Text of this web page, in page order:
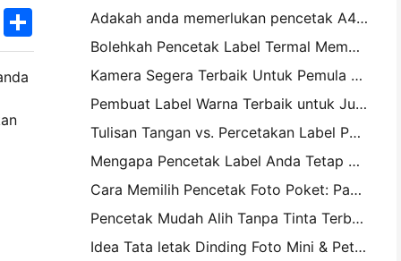
TwitterShare
Adakah anda memerlukan pencetak A4 mudah alih untuk invois gudang? Apa yang sebenarnya berfungsi
Bolehkah Pencetak Label Termal Membuat Label Kalis Air untuk Produk Perniagaan Kecil?
Kamera Segera Terbaik Untuk Pemula Yang Tidak Ingin Membuang Kertas
Pembuat Label Warna Terbaik untuk Jurnal dan Scrapbooking: Tambah Lebih Banyak Warna ke Setiap Halaman
Tulisan Tangan vs. Percetakan Label Penghantaran: Petua untuk Perniagaan Kecil pada 2026
Mengapa Pencetak Label Anda Tetap Mengganggu?
Cara Memilih Pencetak Foto Poket: Panduan Lengkap untuk Pengguna Jurnal, Perjalanan, dan iPhone
Pencetak Mudah Alih Tanpa Tinta Terbaik untuk Perjalanan, Sekolah, dan Kerja Mudah Alih: Hanin MT620 Pro Review
Idea Tata letak Dinding Foto Mini & Petua untuk Hiasan Bilik Tidur dan Asrama